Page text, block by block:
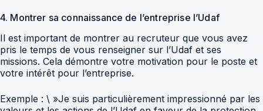
4. Montrer sa connaissance de l’entreprise l’Udaf
Il est important de montrer au recruteur que vous avez
pris le temps de vous renseigner sur l’Udaf et ses
missions. Cela démontre votre motivation pour le poste et
votre intérêt pour l’entreprise.
Exemple : \ »Je suis particulièrement impressionné par les